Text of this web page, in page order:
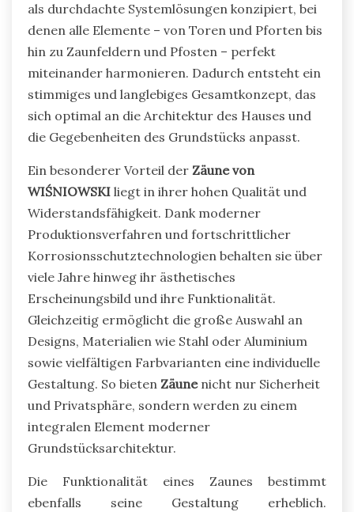
als durchdachte Systemlösungen konzipiert, bei
denen alle Elemente – von Toren und Pforten bis
hin zu Zaunfeldern und Pfosten – perfekt
miteinander harmonieren. Dadurch entsteht ein
stimmiges und langlebiges Gesamtkonzept, das
sich optimal an die Architektur des Hauses und
die Gegebenheiten des Grundstücks anpasst.
Ein besonderer Vorteil der Zäune von
WIŚNIOWSKI liegt in ihrer hohen Qualität und
Widerstandsfähigkeit. Dank moderner
Produktionsverfahren und fortschrittlicher
Korrosionsschutztechnologien behalten sie über
viele Jahre hinweg ihr ästhetisches
Erscheinungsbild und ihre Funktionalität.
Gleichzeitig ermöglicht die große Auswahl an
Designs, Materialien wie Stahl oder Aluminium
sowie vielfältigen Farbvarianten eine individuelle
Gestaltung. So bieten Zäunenicht nur Sicherheit
und Privatsphäre, sondern werden zu einem
integralen Element moderner
Grundstücksarchitektur.
Die Funktionalität eines Zaunes bestimmt
ebenfalls seine Gestaltung erheblich.